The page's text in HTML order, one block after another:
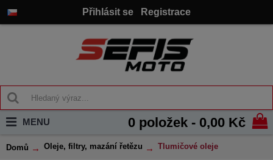
Přihlásit se Registrace
0 položek - 0,00 Kč
MENU
Domů Oleje, filtry, mazání řetězu Tlumičové oleje